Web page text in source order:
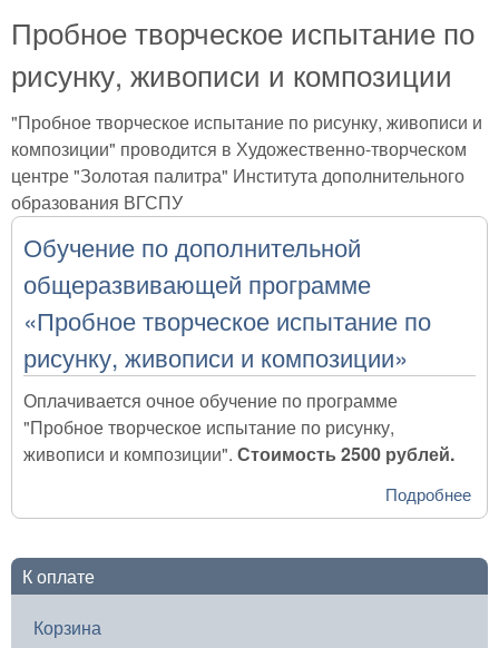
Пробное творческое испытание по
рисунку, живописи и композиции
"Пробное творческое испытание по рисунку, живописи и
композиции" проводится в Художественно-творческом
центре "Золотая палитра" Института дополнительного
образования ВГСПУ
Обучение по дополнительной
общеразвивающей программе
«Пробное творческое испытание по
рисунку, живописи и композиции»
Оплачивается очное обучение по программе
"Пробное творческое испытание по рисунку,
живописи и композиции". Стоимость 2500 рублей.
Подробнее
К оплате
Корзина